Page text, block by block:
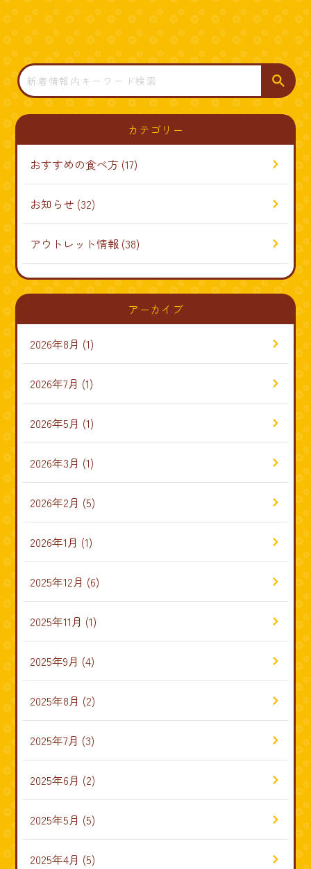
検
索
カテゴリー
おすすめの食べ方 (17)
お知らせ (32)
アウトレット情報 (38)
アーカイブ
2026年8月 (1)
2026年7月 (1)
2026年5月 (1)
2026年3月 (1)
2026年2月 (5)
2026年1月 (1)
2025年12月 (6)
2025年11月 (1)
2025年9月 (4)
2025年8月 (2)
2025年7月 (3)
2025年6月 (2)
2025年5月 (5)
2025年4月 (5)